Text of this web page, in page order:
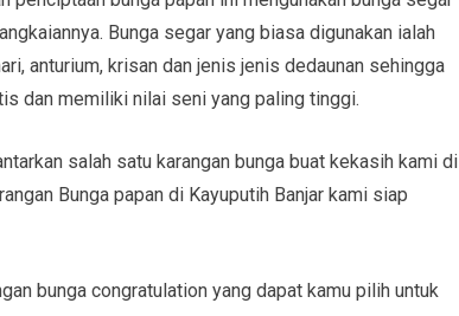
Bunga segar yang biasa digunakan ialah
anturium, krisan dan jenis jenis dedaunan sehingga
dan memiliki nilai seni yang paling tinggi.
salah satu karangan bunga buat kekasih kami di
Bunga papan di Kayuputih Banjar kami siap
bunga congratulation yang dapat kamu pilih untuk